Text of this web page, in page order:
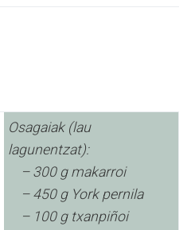
Osagaiak (lau
lagunentzat):
– 300 g makarroi
– 450 g York pernila
– 100 g txanpiñoi